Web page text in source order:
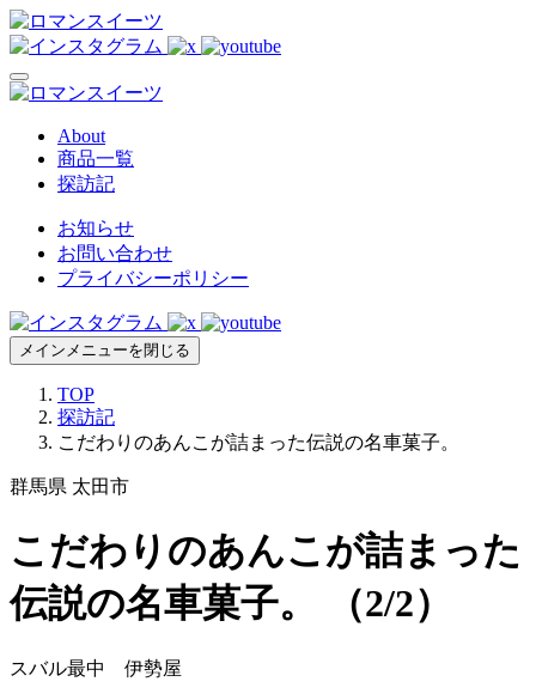
About
商品一覧
探訪記
お知らせ
お問い合わせ
プライバシーポリシー
メインメニューを閉じる
TOP
探訪記
こだわりのあんこが詰まった伝説の名車菓子。
群馬県 太田市
こだわりのあんこが詰まった
伝説の名車菓子。 （2/2）
スバル最中 伊勢屋